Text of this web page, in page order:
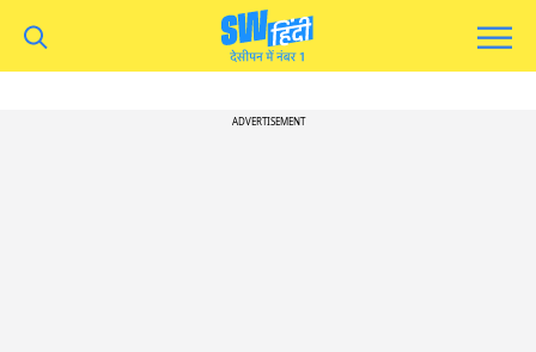
ADVERTISEMENT